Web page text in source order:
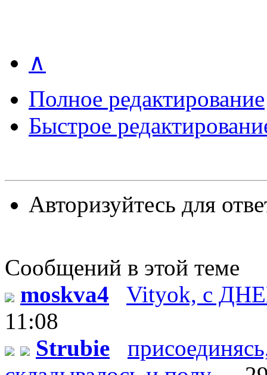
∧
Полное редактирование
Быстрое
Авторизуйтесь для
Сообщений в этой теме
moskva4
Vityok, с
11:08
Strubie